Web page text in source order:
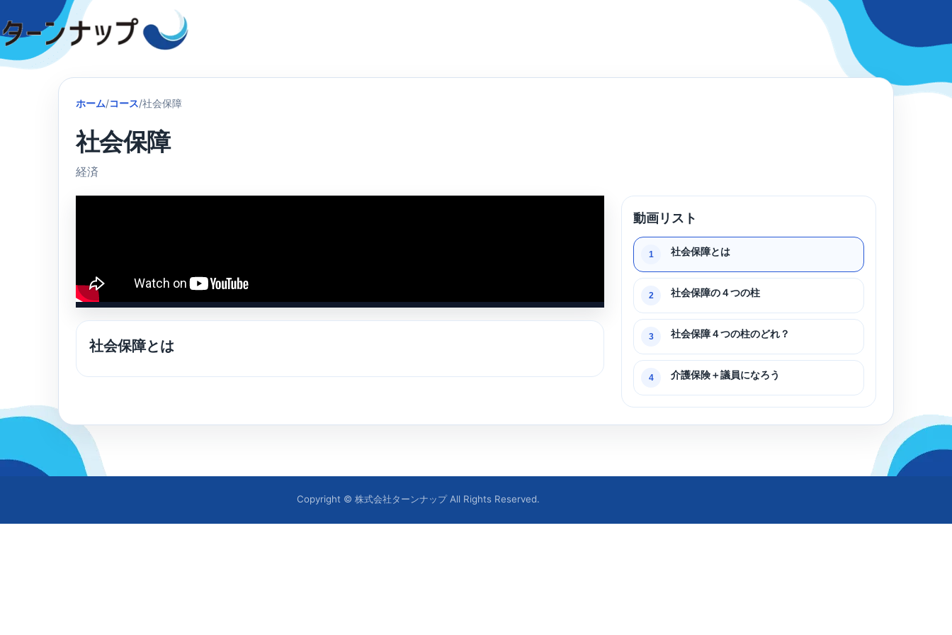
to
content
ホーム/コース/社会保障
社会保障
経済
社会保障とは
動画リスト
1 社会保障とは
2 社会保障の４つの柱
3 社会保障４つの柱のどれ？
4 介護保険＋議員になろう
Copyright © 株式会社ターンナップ All Rights Reserved.